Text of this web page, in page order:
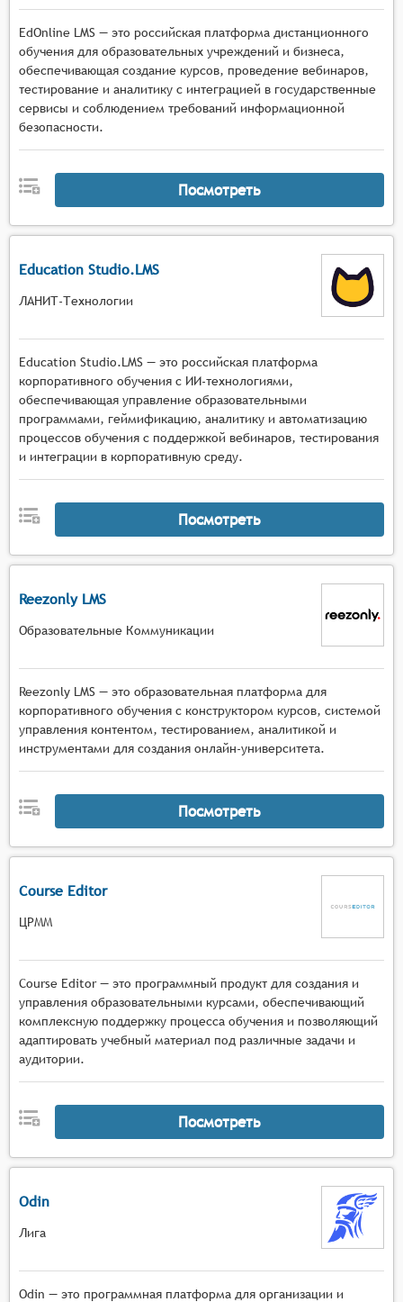
EdOnline LMS — это российская платформа дистанционного
обучения для образовательных учреждений и бизнеса,
обеспечивающая создание курсов, проведение вебинаров,
тестирование и аналитику с интеграцией в государственные
сервисы и соблюдением требований информационной
безопасности.
Посмотреть
Education Studio.LMS
ЛАНИТ-Технологии
Education Studio.LMS — это российская платформа
корпоративного обучения с ИИ-технологиями,
обеспечивающая управление образовательными
программами, геймификацию, аналитику и автоматизацию
процессов обучения с поддержкой вебинаров, тестирования
и интеграции в корпоративную среду.
Посмотреть
Reezonly LMS
Образовательные Коммуникации
Reezonly LMS — это образовательная платформа для
корпоративного обучения с конструктором курсов, системой
управления контентом, тестированием, аналитикой и
инструментами для создания онлайн-университета.
Посмотреть
Course Editor
ЦРММ
Course Editor — это программный продукт для создания и
управления образовательными курсами, обеспечивающий
комплексную поддержку процесса обучения и позволяющий
адаптировать учебный материал под различные задачи и
аудитории.
Посмотреть
Odin
Лига
Odin — это программная платформа для организации и